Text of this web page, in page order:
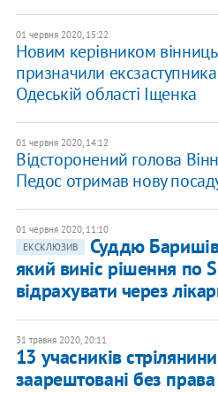
01 червня 2020, 15:22
Новим керівником
призначили ексзаступника
Одеській області Іщенка
01 червня 2020, 14:12
Відсторонений голова
Педос отримав нову
01 червня 2020, 11:10
ЕКСКЛЮЗИВ
Суддю
який виніс рішення по
відрахувати через
31 травня 2020, 20:11
13 учасників
заарештовані без права